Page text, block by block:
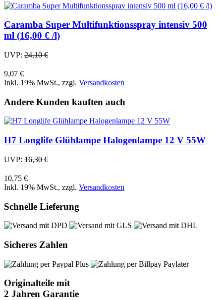
Caramba Super Multifunktionsspray intensiv 500
ml (16,00 € /l)
UVP: 24,10 €
9,07 €
Inkl. 19% MwSt., zzgl. Versandkosten
Andere Kunden kauften auch
H7 Longlife Glühlampe Halogenlampe 12 V 55W
UVP: 16,30 €
10,75 €
Inkl. 19% MwSt., zzgl. Versandkosten
Schnelle Lieferung
Sicheres Zahlen
Originalteile mit
2 Jahren Garantie